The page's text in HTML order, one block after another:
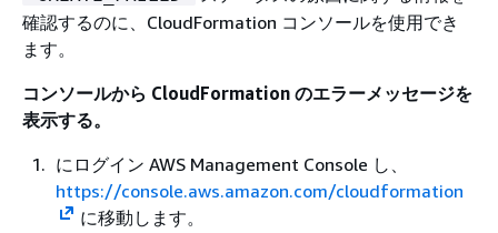
確認するのに、CloudFormation コンソールを使用でき
ます。
コンソールから CloudFormation のエラーメッセージを
表示する。
にログイン AWS Management Console し、
https://console.aws.amazon.com/cloudformation
に移動します。